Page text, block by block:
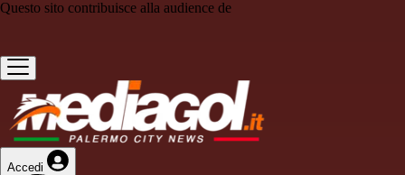
Questo sito contribuisce alla audience de
Accedi